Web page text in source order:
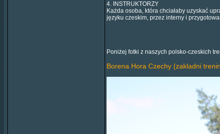
4. INSTRUKTORZY
Każda osoba, która chciałaby uzyskać
języku czeskim, przez interny i
Poniżej fotki z naszych polsko-czeskich
Borena Hora Czechy (zakladni